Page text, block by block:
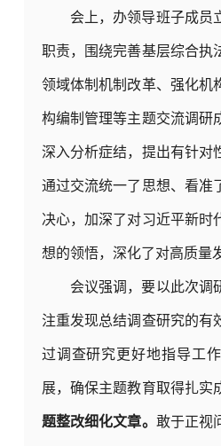
会上，办领导班子成员
职责，围绕完善基层综合执
领域体制机制改革、强化机
构编制管理等主题交流调研
深入分析症结，提出有针对
通过交流统一了思想、看准
决心，加深了对习近平新时
想的领悟，深化了对高质量
会议强调，要以此次调
注重发现总结调查研究的有
过调查研究更好地指导工
展，确保主题教育取得扎实
题整改细化文章。 敢于正视